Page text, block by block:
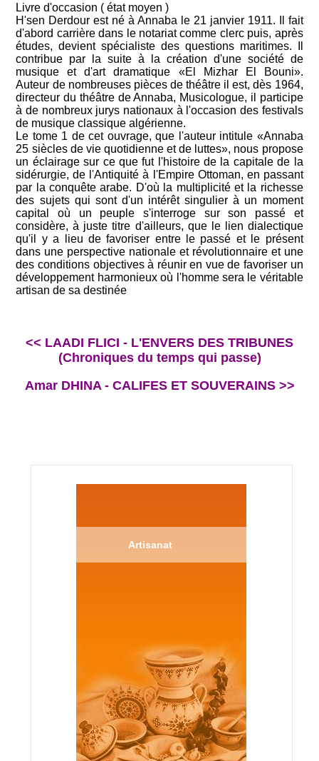
Livre d'occasion ( état moyen )
H'sen Derdour est né à Annaba le 21 janvier 1911. Il fait
d'abord carrière dans le notariat comme clerc puis, après
études, devient spécialiste des questions maritimes. Il
contribue par la suite à la création d'une société de
musique et d'art dramatique «El Mizhar El Bouni».
Auteur de nombreuses pièces de théâtre il est, dès 1964,
directeur du théâtre de Annaba, Musicologue, il participe
à de nombreux jurys nationaux à l'occasion des festivals
de musique classique algérienne.
Le tome 1 de cet ouvrage, que l'auteur intitule «Annaba
25 siècles de vie quotidienne et de luttes», nous propose
un éclairage sur ce que fut l'histoire de la capitale de la
sidérurgie, de l'Antiquité à l'Empire Ottoman, en passant
par la conquête arabe. D'où la multiplicité et la richesse
des sujets qui sont d'un intérêt singulier à un moment
capital où un peuple s'interroge sur son passé et
considère, à juste titre d'ailleurs, que le lien dialectique
qu'il y a lieu de favoriser entre le passé et le présent
dans une perspective nationale et révolutionnaire et une
des conditions objectives à réunir en vue de favoriser un
développement harmonieux où l'homme sera le véritable
artisan de sa destinée
<< LAADI FLICI - L'ENVERS DES TRIBUNES
(Chroniques du temps qui passe)
Amar DHINA - CALIFES ET SOUVERAINS >>
Artisanat